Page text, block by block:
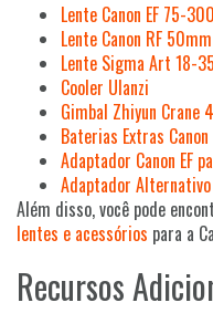
Lente Canon EF 75-
Lente Canon RF
Lente Sigma Art 18-
Cooler Ulanzi
Gimbal Zhiyun Crane 4
Baterias Extras Canon
Adaptador Canon EF
Adaptador Alternativo
Além disso, você pode
lentes e acessórios para a
Recursos